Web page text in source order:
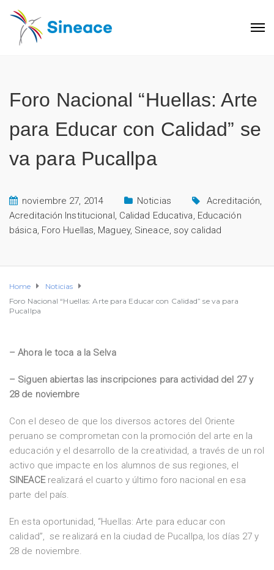
Foro Nacional “Huellas: Arte
para Educar con Calidad” se
va para Pucallpa
noviembre 27, 2014 Noticias Acreditación,
Acreditación Institucional, Calidad Educativa, Educación
básica, Foro Huellas, Maguey, Sineace, soy calidad
Home
Noticias
Foro Nacional “Huellas: Arte para Educar con Calidad” se va para
Pucallpa
– Ahora le toca a la Selva
– Siguen abiertas las inscripciones para actividad del 27 y
28 de noviembre
Con el deseo de que los diversos actores del Oriente
peruano se comprometan con la promoción del arte en la
educación y el desarrollo de la creatividad, a través de un rol
activo que impacte en los alumnos de sus regiones, el
SINEACErealizará el cuarto y último foro nacional en esa
parte del país.
En esta oportunidad, “Huellas: Arte para educar con
calidad”, se realizará en la ciudad de Pucallpa, los días 27 y
28 de noviembre.